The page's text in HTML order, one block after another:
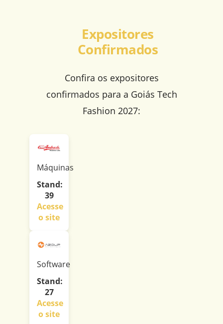
Expositores
Confirmados
Confira os expositores
confirmados para a Goiás Tech
Fashion 2027:
Máquinas
Stand:
39
Acesse
o site
Software
Stand:
27
Acesse
o site